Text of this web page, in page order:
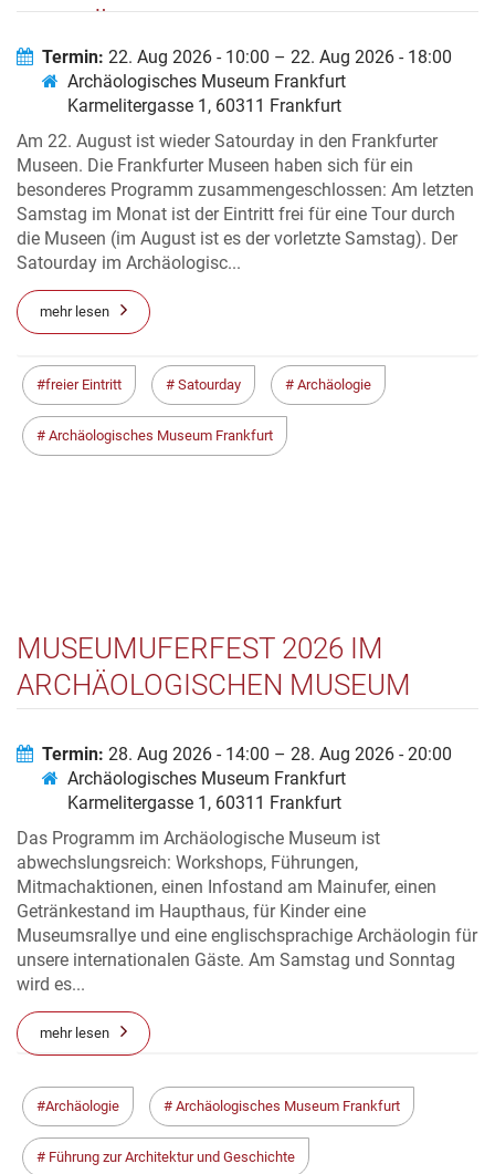
Termin: 22. Aug 2026 - 10:00 – 22. Aug 2026 - 18:00
Archäologisches Museum Frankfurt
Karmelitergasse 1, 60311 Frankfurt
Am 22. August ist wieder Satourday in den Frankfurter
Museen. Die Frankfurter Museen haben sich für ein
besonderes Programm zusammengeschlossen: Am letzten
Samstag im Monat ist der Eintritt frei für eine Tour durch
die Museen (im August ist es der vorletzte Samstag). Der
Satourday im Archäologisc...
mehr lesen
freier Eintritt Satourday Archäologie
Archäologisches Museum Frankfurt
MUSEUMUFERFEST 2026 IM
ARCHÄOLOGISCHEN MUSEUM
AUGUST 2026
Termin: 28. Aug 2026 - 14:00 – 28. Aug 2026 - 20:00
Archäologisches Museum Frankfurt
Karmelitergasse 1, 60311 Frankfurt
Das Programm im Archäologische Museum ist
abwechslungsreich: Workshops, Führungen,
Mitmachaktionen, einen Infostand am Mainufer, einen
Getränkestand im Haupthaus, für Kinder eine
Museumsrallye und eine englischsprachige Archäologin für
unsere internationalen Gäste. Am Samstag und Sonntag
wird es...
mehr lesen
Archäologie Archäologisches Museum Frankfurt
Führung zur Architektur und Geschichte